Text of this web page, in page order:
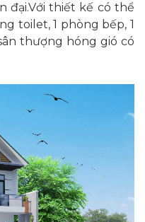
đại.Với thiết kế có thể
toilet, 1 phòng bếp, 1
thượng hóng gió có